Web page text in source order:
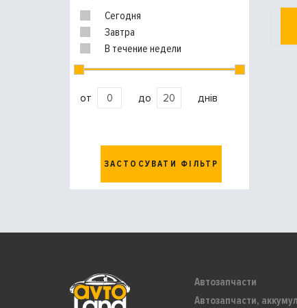
Сегодня
Завтра
В течение недели
от до днів
ЗАСТОСУВАТИ ФІЛЬТР
Автозапчасти
Автозапчасти,